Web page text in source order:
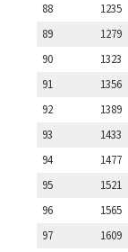
88
1235
89
1279
90
1323
91
1356
92
1389
93
1433
94
1477
95
1521
96
1565
97
1609